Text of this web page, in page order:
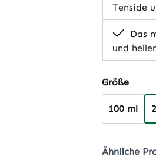
Tenside
Das
und
Größe
100 ml
Ähnliche